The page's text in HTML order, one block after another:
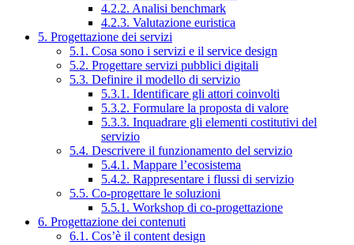
4.2.2. Analisi benchmark
4.2.3. Valutazione euristica
5. Progettazione dei servizi
5.1. Cosa sono i servizi e il service design
5.2. Progettare servizi pubblici digitali
5.3. Definire il modello di servizio
5.3.1. Identificare gli attori coinvolti
5.3.2. Formulare la proposta di valore
5.3.3. Inquadrare gli elementi costitutivi del
servizio
5.4. Descrivere il funzionamento del servizio
5.4.1. Mappare l’ecosistema
5.4.2. Rappresentare i flussi di servizio
5.5. Co-progettare le soluzioni
5.5.1. Workshop di co-progettazione
6. Progettazione dei contenuti
6.1. Cos’è il content design